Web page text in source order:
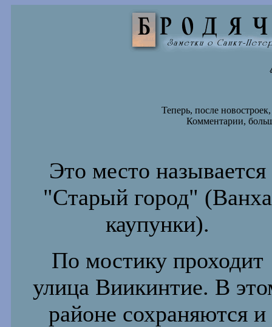
Теперь, после
Комментарии,
Это место называется
"Старый город" (Ванха
каупунки).
По мостику проходит
улица Виикинтие. В
районе сохраняются и